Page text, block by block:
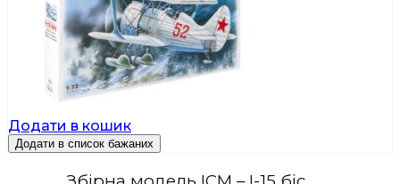
Додати в кошик
Додати в список бажаних